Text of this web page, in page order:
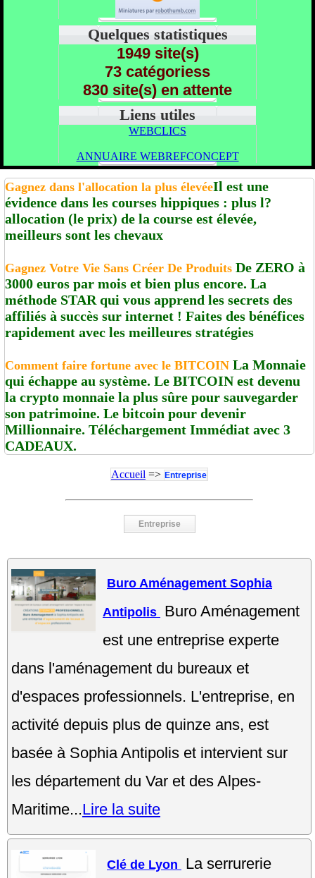
Quelques statistiques
1949 site(s)
73 catégoriess
830 site(s) en attente
Liens utiles
WEBCLICS
ANNUAIRE WEBREFCONCEPT
Gagnez dans l'allocation la plus élevéeIl est une
évidence dans les courses hippiques : plus l?
allocation (le prix) de la course est élevée,
meilleurs sont les chevaux
Gagnez Votre Vie Sans Créer De Produits De ZERO à
3000 euros par mois et bien plus encore. La
méthode STAR qui vous apprend les secrets des
affiliés à succès sur internet ! Faites des bénéfices
rapidement avec les meilleures stratégies
Comment faire fortune avec le BITCOIN La Monnaie
qui échappe au système. Le BITCOIN est devenu
la crypto monnaie la plus sûre pour sauvegarder
son patrimoine. Le bitcoin pour devenir
Millionnaire. Téléchargement Immédiat avec 3
CADEAUX.
Accueil => Entreprise
Entreprise
Buro Aménagement Sophia
Antipolis Buro Aménagement
est une entreprise experte
dans l'aménagement du bureaux et
d'espaces professionnels. L'entreprise, en
activité depuis plus de quinze ans, est
basée à Sophia Antipolis et intervient sur
les département du Var et des Alpes-
Maritime...Lire la suite
Clé de Lyon
La serrurerie